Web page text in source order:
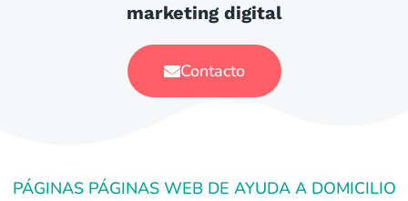
marketing digital
Contacto
PÁGINAS PÁGINAS WEB DE AYUDA A DOMICILIO